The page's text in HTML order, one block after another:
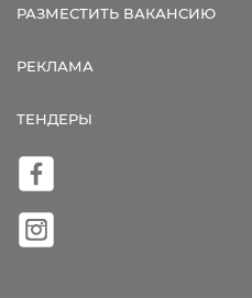
РАЗМЕСТИТЬ ВАКАНСИЮ
РЕКЛАМА
ТЕНДЕРЫ